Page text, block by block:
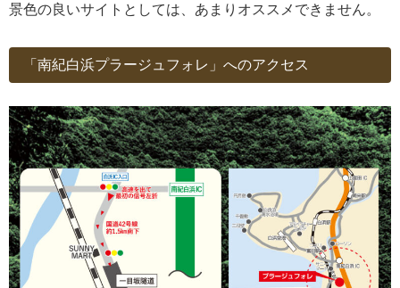
景色の良いサイトとしては、あまりオススメできません。
「南紀白浜プラージュフォレ」へのアクセス